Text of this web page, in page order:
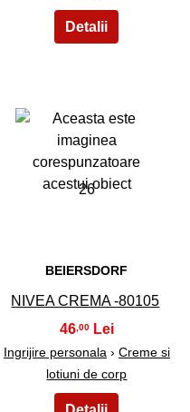
26
BEIERSDORF
NIVEA CREMA -80105
46,00
Ingrijire personala › Creme si
lotiuni de corp